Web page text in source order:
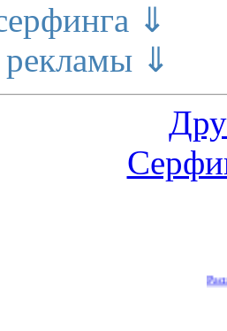
⇓
⇓
Расширение